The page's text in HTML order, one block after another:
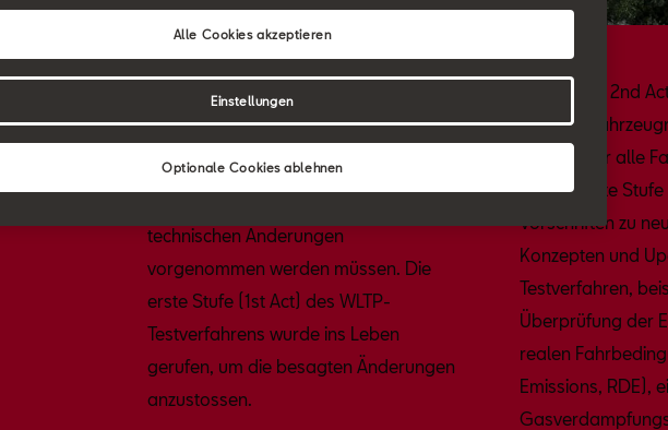
Hintergrund
Rechtsgrundlage.
Die EU hat einen Zeitrahmen
technischen Änderungen
vorgenommen werden müssen. Die
erste Stufe (1st Act) des WLTP-
Testverfahrens wurde ins Leben
gerufen, um die besagten Änderungen
anzustossen.
Der «WLTP 2nd
für neue
1.9.2019 für alle
Diese zweite
Vorschriften zu
Konzepten und
Testverfahren,
Überprüfung der
realen
Emissions, RDE),
Optionale Cookies ablehnen
Alle Cookies akzeptieren
Einstellungen